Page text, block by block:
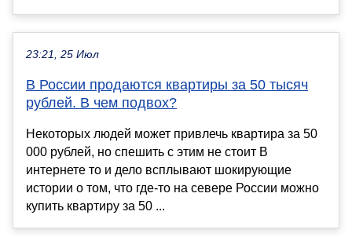
23:21, 25 Июл
В России продаются квартиры за 50 тысяч
рублей. В чем подвох?
Некоторых людей может привлечь квартира за 50
000 рублей, но спешить с этим не стоит В
интернете то и дело всплывают шокирующие
истории о том, что где-то на севере России можно
купить квартиру за 50 ...